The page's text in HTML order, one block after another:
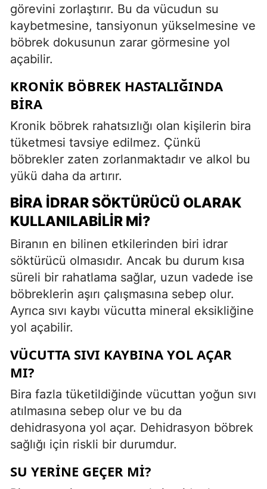
görevini zorlaştırır. Bu da vücudun su
kaybetmesine, tansiyonun yükselmesine ve
böbrek dokusunun zarar görmesine yol
açabilir.
KRONIK BÖBREK HASTALIĞINDA
BIRA
Kronik böbrek rahatsızlığı olan kişilerin bira
tüketmesi tavsiye edilmez. Çünkü
böbrekler zaten zorlanmaktadır ve alkol bu
yükü daha da artırır.
BIRA İDRAR SÖKTÜRÜCÜ OLARAK
KULLANILABILIR MI?
Biranın en bilinen etkilerinden biri idrar
söktürücü olmasıdır. Ancak bu durum kısa
süreli bir rahatlama sağlar, uzun vadede ise
böbreklerin aşırı çalışmasına sebep olur.
Ayrıca sıvı kaybı vücutta mineral eksikliğine
yol açabilir.
VÜCUTTA SIVI KAYBINA YOL AÇAR
MI?
Bira fazla tüketildiğinde vücuttan yoğun sıvı
atılmasına sebep olur ve bu da
dehidrasyona yol açar. Dehidrasyon böbrek
sağlığı için riskli bir durumdur.
SU YERINE GEÇER MI?